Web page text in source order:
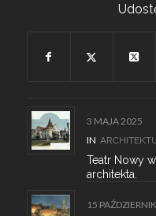
3 MAJA 2025
IN
Teatr Nowy
architekta.
15